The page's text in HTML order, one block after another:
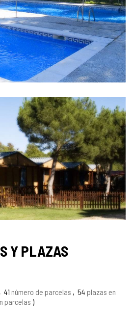
Y PLAZAS
41 número de parcelas 54 plazas en
parcelas